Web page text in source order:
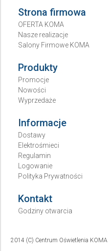
Strona firmowa
OFERTA KOMA
Nasze realizacje
Salony Firmowe KOMA
Produkty
Promocje
Nowości
Wyprzedaże
Informacje
Dostawy
Elektrośmieci
Regulamin
Logowanie
Polityka Prywatności
Kontakt
Godziny otwarcia
2014 (C) Centrum Oświetlenia